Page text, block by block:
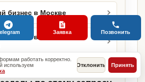
бизнес в Москве
бизнес в Санкт-
работать корректно.
используем
Отклонить Принять
Заявка Позвонить